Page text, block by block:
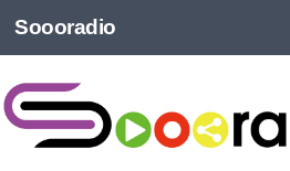
Soooradio